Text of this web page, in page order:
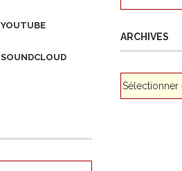
YOUTUBE
SOUNDCLOUD
ARCHIVES